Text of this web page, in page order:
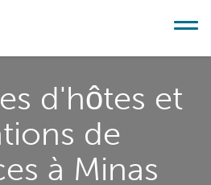
d'hôtes et
de
à Minas